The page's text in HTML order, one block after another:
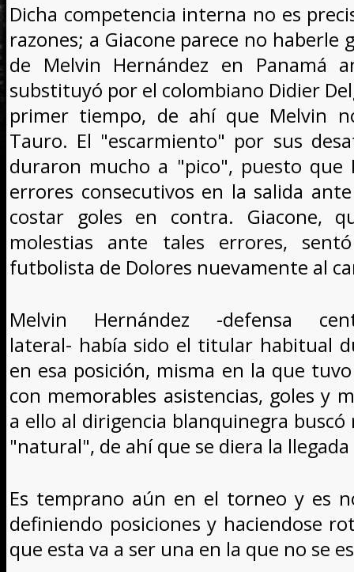
Dicha competencia interna no es
razones; a Giacone parece no
de Melvin Hernández en Panamá
substituyó por el colombiano Didier
primer tiempo, de ahí que Melvin
Tauro. El "escarmiento" por sus
duraron mucho a "pico", puesto que
errores consecutivos en la salida
costar goles en contra. Giacone,
molestias ante tales errores,
futbolista de Dolores nuevamente al
Melvin Hernández -defensa
lateral- había sido el titular habitual
en esa posición, misma en la que
con memorables asistencias, goles y
a ello al dirigencia blanquinegra
"natural", de ahí que se diera la llegada
Es temprano aún en el torneo y es
definiendo posiciones y haciendose
que esta va a ser una en la que no se